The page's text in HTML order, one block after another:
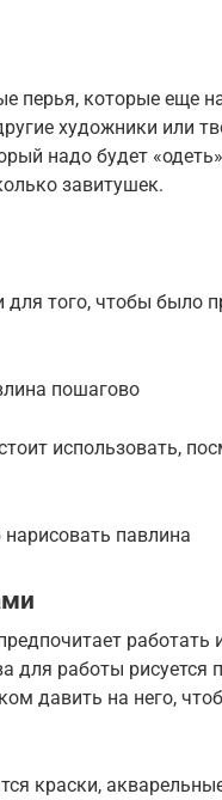
перья, которые еще
художники или
надо будет
завитушек.
того, чтобы было
пошагово
использовать,
павлина
работать
для работы
давить на него,
краски,